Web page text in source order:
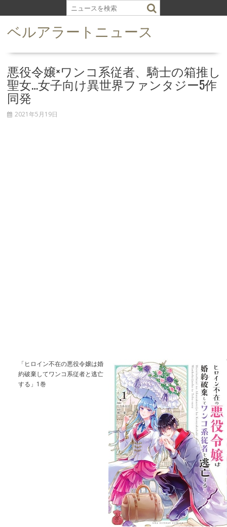
k
ベルアラートニュース
悪役令嬢×ワンコ系従者、騎士の箱推し
聖女…女子向け異世界ファンタジー5作
同発
2021年5月19日
「ヒロイン不在の悪役令嬢は婚
約破棄してワンコ系従者と逃亡
する」1巻